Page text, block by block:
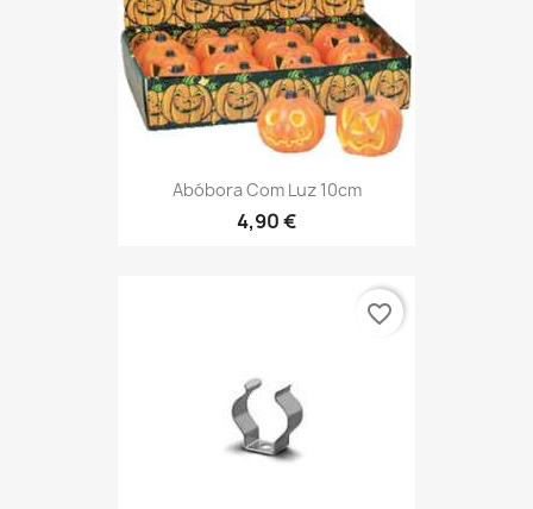
Abóbora Com Luz 10cm
4,90 €
favorite_border